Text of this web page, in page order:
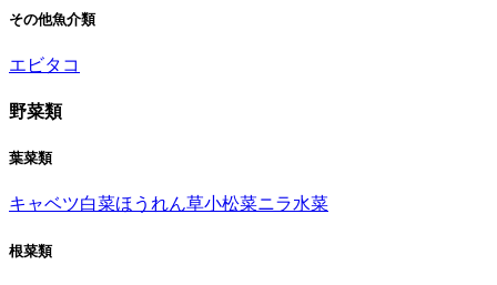
その他魚介類
エビタコ
野菜類
葉菜類
キャベツ白菜ほうれん草小松菜ニラ水菜
根菜類